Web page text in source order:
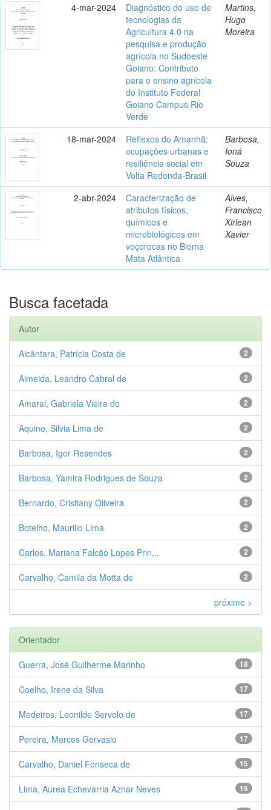
4-mar-2024
Diagnóstico do uso de
tecnologias da
Agricultura 4.0 na
pesquisa e produção
agrícola no Sudoeste
Goiano: Contributo
para o ensino agrícola
do Instituto Federal
Goiano Campus Rio
Verde
Martins,
Hugo
Moreira
18-mar-2024
Reflexos do Amanhã:
ocupações urbanas e
resiliência social em
Volta Redonda-Brasil
Barbosa,
Ioná
Souza
2-abr-2024
Caracterização de
atributos físicos,
químicos e
microbiológicos em
voçorocas no Bioma
Mata Atlântica
Alves,
Francisco
Xirlean
Xavier
Busca facetada
Autor
2
Alcântara, Patrícia Costa de
2
Almeida, Leandro Cabral de
2
Amaral, Gabriela Vieira do
2
Aquino, Silvia Lima de
2
Barbosa, Igor Resendes
2
Barbosa, Yamira Rodrigues de Souza
2
Bernardo, Cristiany Oliveira
2
Botelho, Maurilio Lima
2
Carlos, Mariana Falcão Lopes Prin...
2
Carvalho, Camila da Motta de
próximo >
Orientador
18
Guerra, José Guilherme Marinho
17
Coelho, Irene da Silva
17
Medeiros, Leonilde Servolo de
17
Pereira, Marcos Gervasio
15
Carvalho, Daniel Fonseca de
15
Lima, Aurea Echevarria Aznar Neves